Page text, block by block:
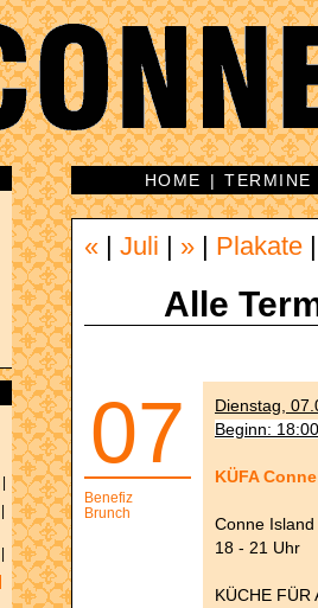
HOME |TERMINE
« Juli » Plakate
Alle
07
Benefiz
Brunch
Dienstag,
Beginn:
KÜFA
Conne
18 - 21 Uhr
KÜCHE